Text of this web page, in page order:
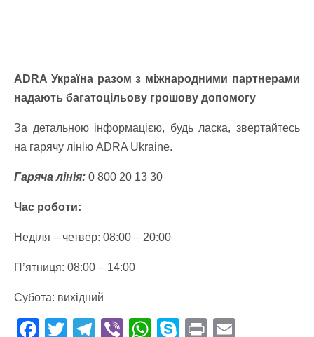
ADRA Україна разом з міжнародними партнерами
надають багатоцільову грошову допомогу
За детальною інформацією, будь ласка, звертайтесь
на гарячу лінію ADRA Ukraine.
Гаряча лінія: 0 800 20 13 30
Час роботи:
Неділя – четвер: 08:00 – 20:00
П’ятниця: 08:00 – 14:00
Субота: вихідний
F T T Vi W S Pr